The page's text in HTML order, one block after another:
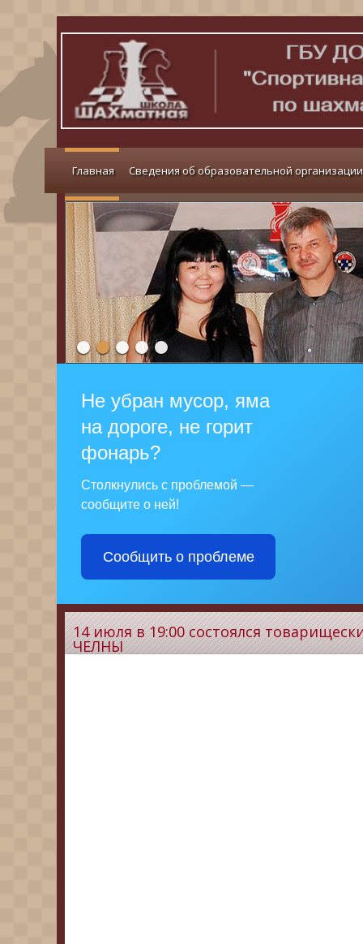
Главная Сведения об образовательной организации
Не убран мусор, яма
на дороге, не горит
фонарь?
Столкнулись с проблемой —
сообщите о ней!
Сообщить о проблеме
14 июля в 19:00 состоялся
ЧЕЛНЫ